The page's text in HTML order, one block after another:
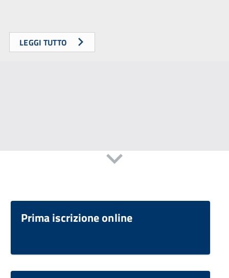
LEGGI TUTTO
Prima iscrizione online